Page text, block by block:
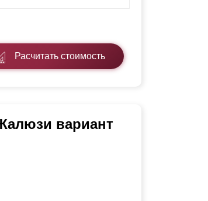
Расчитать стоимость
вариант